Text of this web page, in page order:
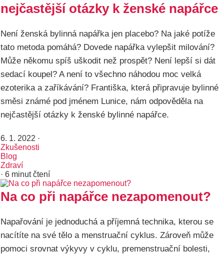
nejčastější otázky k ženské napářce
Není ženská bylinná napářka jen placebo? Na jaké potíže
tato metoda pomáhá? Dovede napářka vylepšit milování?
Může někomu spíš uškodit než prospět? Není lepší si dát
sedací koupel? A není to všechno náhodou moc velká
ezoterika a zaříkávání? Františka, která připravuje bylinné
směsi známé pod jménem Lunice, nám odpověděla na
nejčastější otázky k ženské bylinné napářce.
6. 1. 2022 ·
Zkušenosti
Blog
Zdraví
· 6 minut čtení
Na co při napářce nezapomenout?
Napařování je jednoduchá a příjemná technika, kterou se
nacítíte na své tělo a menstruační cyklus. Zároveň může
pomoci srovnat výkyvy v cyklu, premenstruační bolesti,